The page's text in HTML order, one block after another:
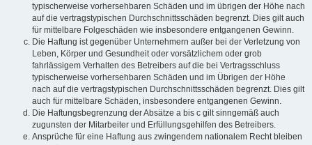
typischerweise vorhersehbaren Schäden und im übrigen der Höhe nach
auf die vertragstypischen Durchschnittsschäden begrenzt. Dies gilt auch
für mittelbare Folgeschäden wie insbesondere entgangenen Gewinn.
Die Haftung ist gegenüber Unternehmern außer bei der Verletzung von
Leben, Körper und Gesundheit oder vorsätzlichem oder grob
fahrlässigem Verhalten des Betreibers auf die bei Vertragsschluss
typischerweise vorhersehbaren Schäden und im Übrigen der Höhe
nach auf die vertragstypischen Durchschnittsschäden begrenzt. Dies gilt
auch für mittelbare Schäden, insbesondere entgangenen Gewinn.
Die Haftungsbegrenzung der Absätze a bis c gilt sinngemäß auch
zugunsten der Mitarbeiter und Erfüllungsgehilfen des Betreibers.
Ansprüche für eine Haftung aus zwingendem nationalem Recht bleiben